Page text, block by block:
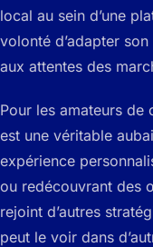
local au sein d’une
volonté d’adapter
aux attentes des
Pour les amateurs
est une véritable
expérience
ou redécouvrant des
rejoint d’autres
peut le voir dans